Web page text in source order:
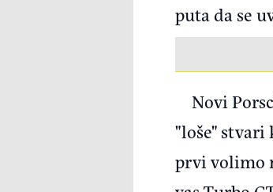
puta da se
Novi
"loše" stvari
prvi volimo